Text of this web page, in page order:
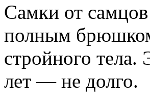
Самки от
полным
стройного
лет — не долго.